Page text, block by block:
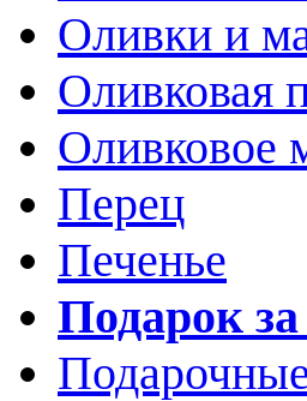
Оливки и
Оливковая
Оливковое
Перец
Печенье
Подарок